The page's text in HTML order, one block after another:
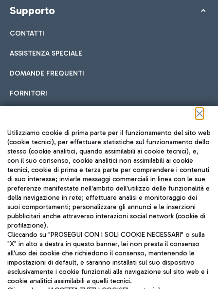
Supporto
CONTATTI
ASSISTENZA SPECIALE
DOMANDE FREQUENTI
FORNITORI
Seguici sui social
TRAVEL JOURNAL
ITA
Aeroporti di Roma S.p.A. - Società soggetta a direzione e
Utilizziamo cookie di prima parte per il funzionamento del sito web
(cookie tecnici), per effettuare statistiche sul funzionamento dello
stesso (cookie analitici, quando assimilabili ai cookie tecnici), e,
con il suo consenso, cookie analitici non assimilabili ai cookie
tecnici, cookie di prima e terza parte per comprendere i contenuti
di suo interesse; inviarle messaggi commerciali in linea con le sue
preferenze manifestate nell'ambito dell'utilizzo delle funzionalità e
della navigazione in rete; effettuare analisi e monitoraggio dei
suoi comportamenti; personalizzare gli annunci e le inserzioni
pubblicitari anche attraverso interazioni social network (cookie di
profilazione).
Cliccando su "PROSEGUI CON I SOLI COOKIE NECESSARI" o sulla
"X" in alto a destra in questo banner, lei non presta il consenso
all'uso dei cookie che richiedono il consenso, mantenendo le
impostazioni di default, e saranno installati sul suo dispositivo
esclusivamente i cookie funzionali alla navigazione sul sito web e i
cookie analitici assimilabili a quelli tecnici.